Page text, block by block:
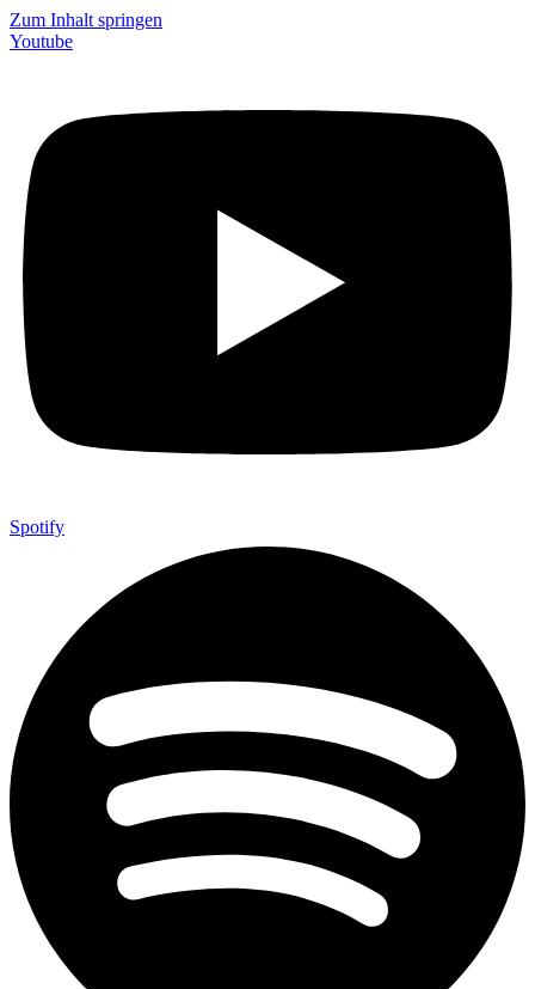
Zum Inhalt springen
Youtube
Spotify